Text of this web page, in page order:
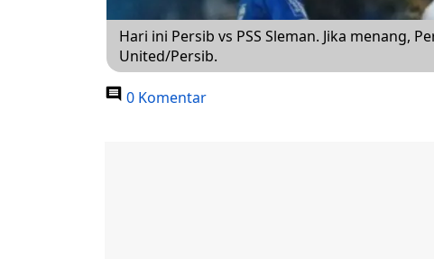
Hari ini Persib vs PSS Sleman. Jika menang,
United/Persib.
0 Komentar